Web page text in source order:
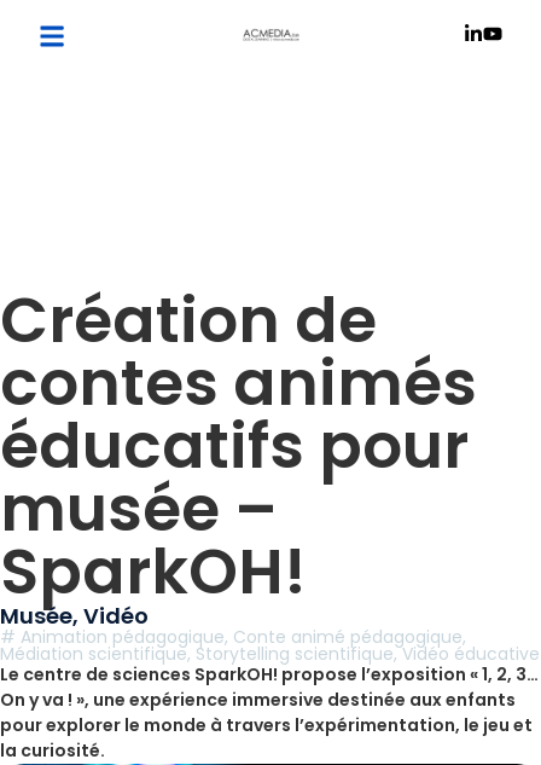
Création de
contes animés
éducatifs pour
musée –
SparkOH!
Musée, Vidéo
# Animation pédagogique, Conte animé pédagogique,
Médiation scientifique, Storytelling scientifique,Vidéo éducative
Le centre de sciences SparkOH! propose l’exposition « 1, 2, 3…
On y va ! », une expérience immersive destinée aux enfants
pour explorer le monde à travers l’expérimentation, le jeu et
la curiosité.